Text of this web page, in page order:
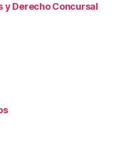
y Derecho Concursal